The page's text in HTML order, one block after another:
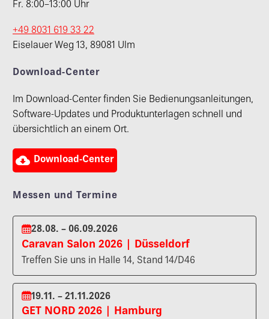
Fr. 8:00–13:00 Uhr
+49 8031 619 33 22
Eiselauer Weg 13, 89081 Ulm
Download-Center
Im Download-Center finden Sie Bedienungsanleitungen,
Software-Updates und Produktunterlagen schnell und
übersichtlich an einem Ort.
 Download-Center
Messen und Termine
28.08. – 06.09.2026
Caravan Salon 2026 | Düsseldorf
Treffen Sie uns in Halle 14, Stand 14/D46
19.11. – 21.11.2026
GET NORD 2026 | Hamburg